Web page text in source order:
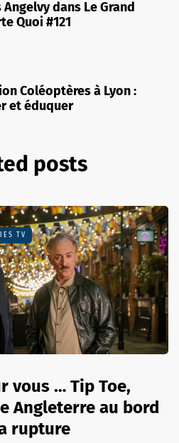
Angelvy dans Le Grand
Quoi #121
Coléoptères à Lyon :
et éduquer
posts
TV
vous … Tip Toe,
Angleterre au bord
rupture